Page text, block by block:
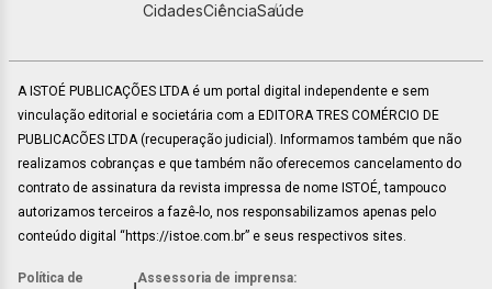
CidadesCiênciaSaúde
A ISTOÉ PUBLICAÇÕES LTDA é um portal digital independente e sem
vinculação editorial e societária com a EDITORA TRES COMÉRCIO DE
PUBLICACÕES LTDA (recuperação judicial). Informamos também que não
realizamos cobranças e que também não oferecemos cancelamento do
contrato de assinatura da revista impressa de nome ISTOÉ, tampouco
autorizamos terceiros a fazê-lo, nos responsabilizamos apenas pelo
conteúdo digital “https://istoe.com.br” e seus respectivos sites.
Política de Assessoria de imprensa: